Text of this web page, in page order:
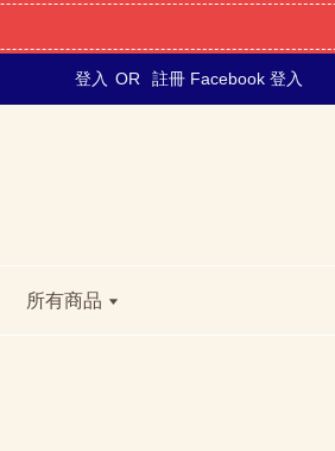
登入 OR 註冊 Facebook 登入
所有商品